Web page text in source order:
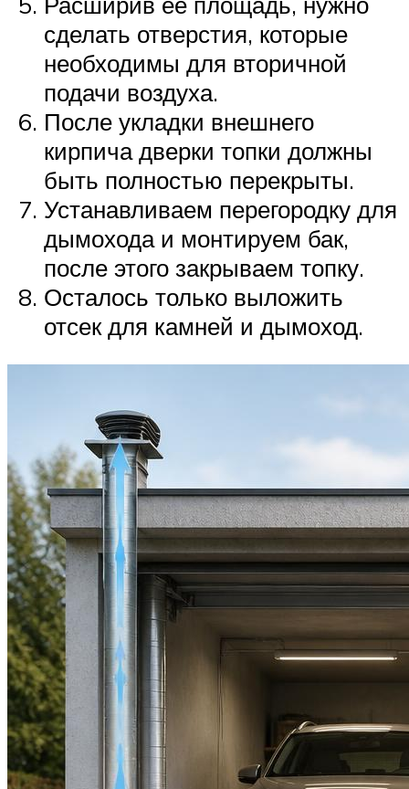
сделать отверстия, которые
необходимы для вторичной
подачи воздуха.
После укладки внешнего
кирпича дверки топки должны
быть полностью перекрыты.
Устанавливаем перегородку для
дымохода и монтируем бак,
после этого закрываем топку.
Осталось только выложить
отсек для камней и дымоход.